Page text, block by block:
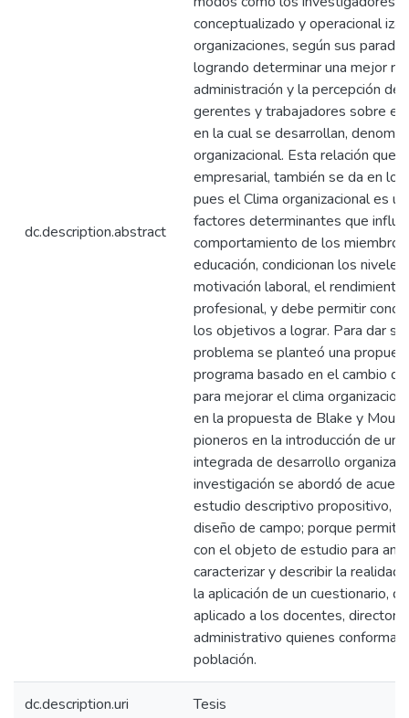
dc.description.abstract
conceptualizado y operacional
organizaciones, según sus
logrando determinar una mejor
administración y la percepción de
gerentes y trabajadores sobre el
en la cual se desarrollan,
organizacional. Esta relación que
empresarial, también se da en lo
pues el Clima organizacional es
factores determinantes que
comportamiento de los
educación, condicionan los
motivación laboral, el rendimiento
profesional, y debe permitir
los objetivos a lograr. Para dar
problema se planteó una
programa basado en el cambio
para mejorar el clima
en la propuesta de Blake y
pioneros en la introducción de
integrada de desarrollo
investigación se abordó de
estudio descriptivo propositivo,
diseño de campo; porque
con el objeto de estudio para
caracterizar y describir la
la aplicación de un cuestionario,
aplicado a los docentes,
administrativo quienes
población.
dc.description.uri Tesis